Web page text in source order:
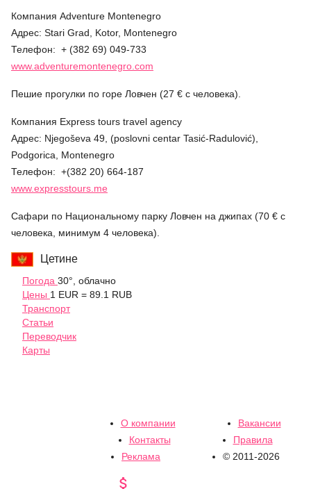
Компания Adventure Montenegro
Адрес: Stari Grad, Kotor, Montenegro
Телефон: + (382 69) 049-733
www.adventuremontenegro.com
Пешие прогулки по горе Ловчен (27 € с человека).
Компания Express tours travel agency
Адрес: Njegoševa 49, (poslovni centar Tasić-Radulović),
Podgorica, Montenegro
Телефон: +(382 20) 664-187
www.expresstours.me
Сафари по Национальному парку Ловчен на джипах (70 € с
человека, минимум 4 человека).
Цетине
Погода 30°, облачно
Цены 1 EUR = 89.1 RUB
Транспорт
Статьи
Переводчик
Карты
О компании
Вакансии
Контакты
Правила
Реклама
© 2011-2026
